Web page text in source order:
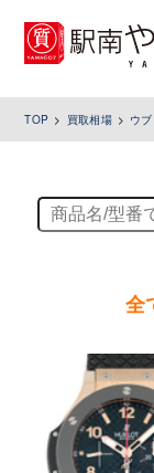
TOP 買取相場 ウブ
全